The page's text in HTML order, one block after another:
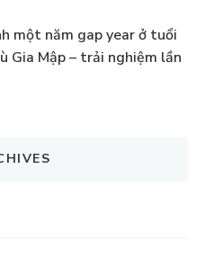
một năm gap year ở tuổi
Gia Mập – trải nghiệm lần